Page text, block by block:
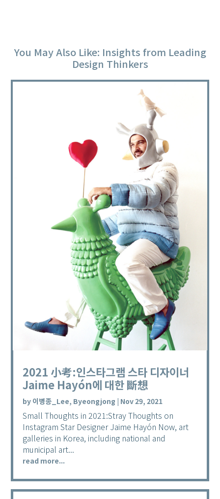
You May Also Like: Insights from Leading
Design Thinkers
2021 小考:인스타그램 스타 디자이너
Jaime Hayón에 대한 斷想
by 이병종_Lee, Byeongjong | Nov 29, 2021
Small Thoughts in 2021:Stray Thoughts on
Instagram Star Designer Jaime Hayón Now, art
galleries in Korea, including national and
municipal art...
read more...